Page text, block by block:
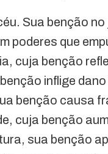
Sua benção
poderes que
cuja benção
inflige
benção causa
cuja benção
sua benção